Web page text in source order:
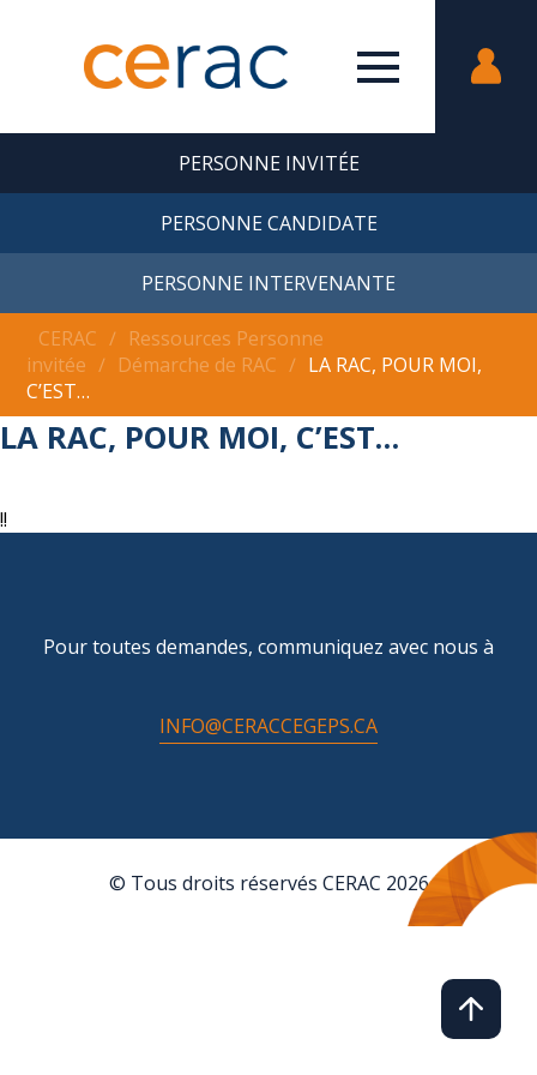
PERSONNE INVITÉE
PERSONNE CANDIDATE
PERSONNE INTERVENANTE
CERAC ∕ Ressources Personne
invitée ∕ Démarche de RAC ∕ LA RAC, POUR MOI,
C’EST…
LA RAC, POUR MOI, C’EST…
!!
Pour toutes demandes, communiquez avec nous à
INFO@CERACCEGEPS.CA
© Tous droits réservés CERAC 2026